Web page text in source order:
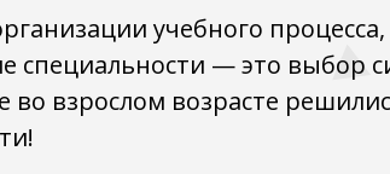
учебного процесса,
специальности — это выбор
взрослом возрасте